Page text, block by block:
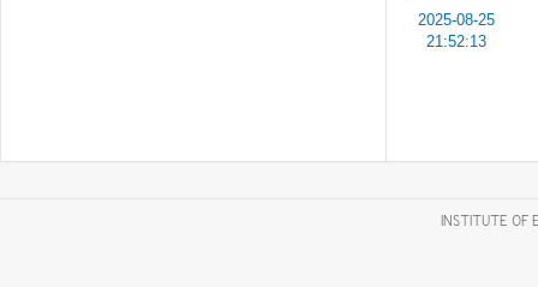
2025-08-25
21:52:13
INSTITUTE OF